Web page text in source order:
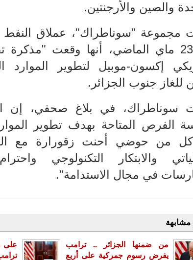
والصين والأرجنتين.
مجموعة "سوناطراك"، عملاق النفط
يوم 23 ماي الماضي، أنها وقعت
إكسون-موبيل لتطوير الموارد
للغاز جنوب الجزائر.
سوناطراك، في بلاغ صحفي، إن
الفرص المتاحة بهدف تطوير
من حوضي أحنت زقورارة مع
والابتكار التكنولوجي
في مجال الاستدامة".
مشابهة
من ضمنها الجزائر .. ترامب
يفرض رسوم جمركية على أربع
على